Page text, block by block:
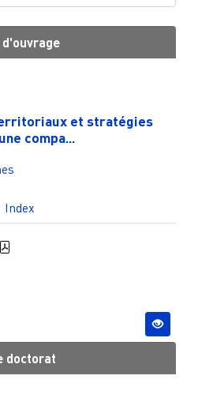
et stratégies
compa...
Index
doctorat